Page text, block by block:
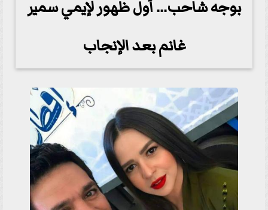
بوجه شاحب... أول ظهور لإيمي سمير
غانم بعد الإنجاب